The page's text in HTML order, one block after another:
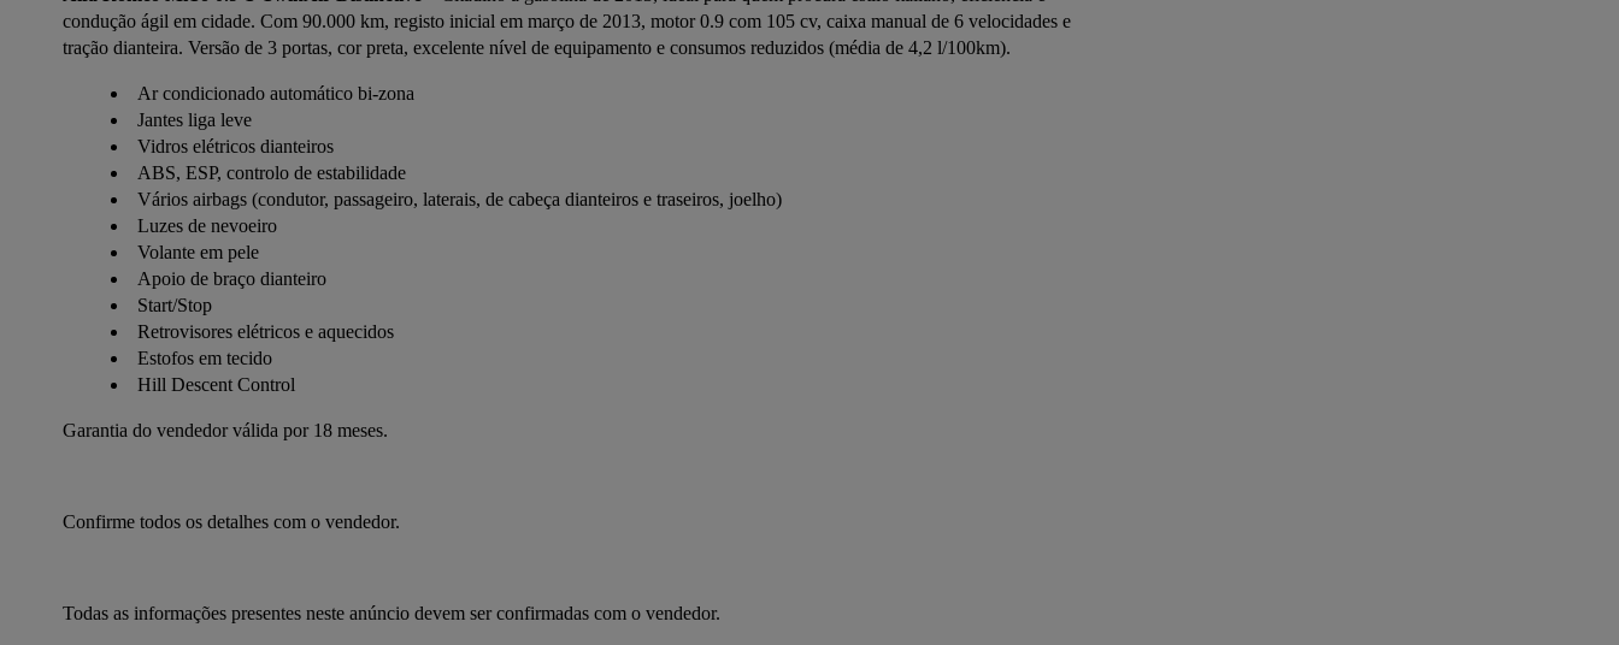
condução ágil em cidade. Com 90.000 km, registo inicial em março de 2013, motor 0.9 com 105 cv, caixa manual de 6 velocidades e
tração dianteira. Versão de 3 portas, cor preta, excelente nível de equipamento e consumos reduzidos (média de 4,2 l/100km).
Ar condicionado automático bi-zona
Jantes liga leve
Vidros elétricos dianteiros
ABS, ESP, controlo de estabilidade
Vários airbags (condutor, passageiro, laterais, de cabeça dianteiros e traseiros, joelho)
Luzes de nevoeiro
Volante em pele
Apoio de braço dianteiro
Start/Stop
Retrovisores elétricos e aquecidos
Estofos em tecido
Hill Descent Control
Garantia do vendedor válida por 18 meses.
Confirme todos os detalhes com o vendedor.
Todas as informações presentes neste anúncio devem ser confirmadas com o vendedor.